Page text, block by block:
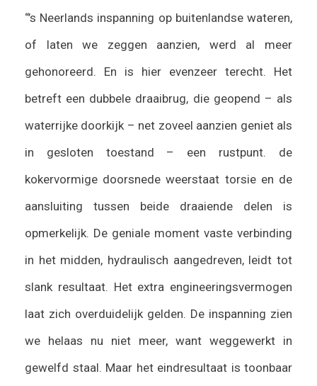
“’s Neerlands inspanning op buitenlandse wateren,
of laten we zeggen aanzien, werd al meer
gehonoreerd. En is hier evenzeer terecht. Het
betreft een dubbele draaibrug, die geopend – als
waterrijke doorkijk – net zoveel aanzien geniet als
in gesloten toestand – een rustpunt. de
kokervormige doorsnede weerstaat torsie en de
aansluiting tussen beide draaiende delen is
opmerkelijk. De geniale moment vaste verbinding
in het midden, hydraulisch aangedreven, leidt tot
slank resultaat. Het extra engineeringsvermogen
laat zich overduidelijk gelden. De inspanning zien
we helaas nu niet meer, want weggewerkt in
gewelfd staal. Maar het eindresultaat is toonbaar